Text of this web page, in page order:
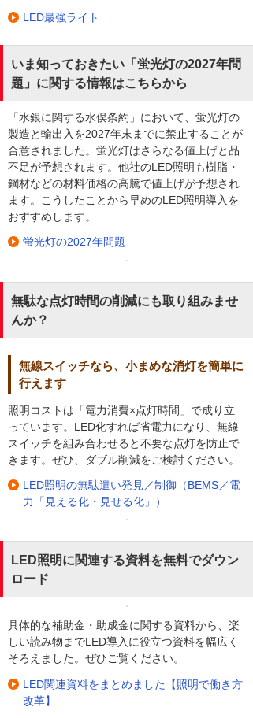
LED最強ライト
いま知っておきたい「蛍光灯の2027年問
題」に関する情報はこちらから
「水銀に関する水俣条約」において、蛍光灯の
製造と輸出入を2027年末までに禁止することが
合意されました。蛍光灯はさらなる値上げと品
不足が予想されます。他社のLED照明も樹脂・
鋼材などの材料価格の高騰で値上げが予想され
ます。こうしたことから早めのLED照明導入を
おすすめします。
蛍光灯の2027年問題
無駄な点灯時間の削減にも取り組みませ
んか？
無線スイッチなら、小まめな消灯を簡単に
行えます
照明コストは「電力消費×点灯時間」で成り立
っています。LED化すれば省電力になり、無線
スイッチを組み合わせると不要な点灯を防止で
きます。ぜひ、ダブル削減をご検討ください。
LED照明の無駄遣い発見／制御（BEMS／電
力「見える化・見せる化」）
LED照明に関連する資料を無料でダウン
ロード
具体的な補助金・助成金に関する資料から、楽
しい読み物までLED導入に役立つ資料を幅広く
そろえました。ぜひご覧ください。
LED関連資料をまとめました【照明で働き方
改革】